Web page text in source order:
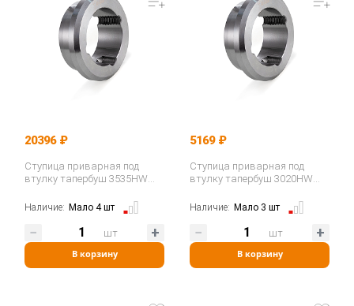
20396 ₽
Ступица приварная под
втулку тапербуш 3535HW
Наличие: Мало 4 шт
В корзину
шт
5169 ₽
Ступица приварная под
втулку тапербуш 3020HW
Наличие: Мало 3 шт
В корзину
шт